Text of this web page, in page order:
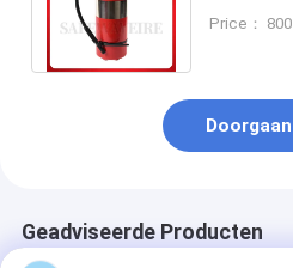
staalklep
Price： 800
Doorgaan
Geadviseerde Producten